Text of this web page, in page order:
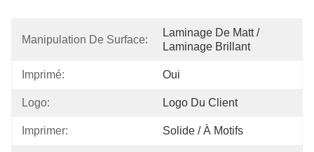
Manipulation De Surface:
Laminage De Matt /
Laminage Brillant
Imprimé: Oui
Logo: Logo Du Client
Imprimer: Solide / À Motifs